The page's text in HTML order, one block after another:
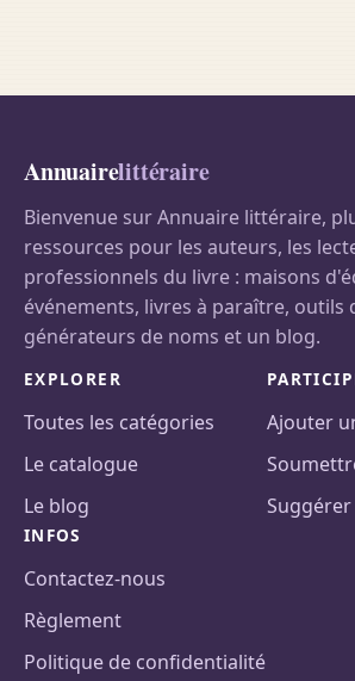
Annuairelittéraire
Bienvenue sur Annuaire littéraire,
ressources pour les auteurs, les
professionnels du livre : maisons
événements, livres à paraître, outils
générateurs de noms et un blog.
EXPLORER
Toutes les catégories
Le catalogue
Le blog
Ajouter
INFOS
Contactez-nous
Règlement
Politique de confidentialité